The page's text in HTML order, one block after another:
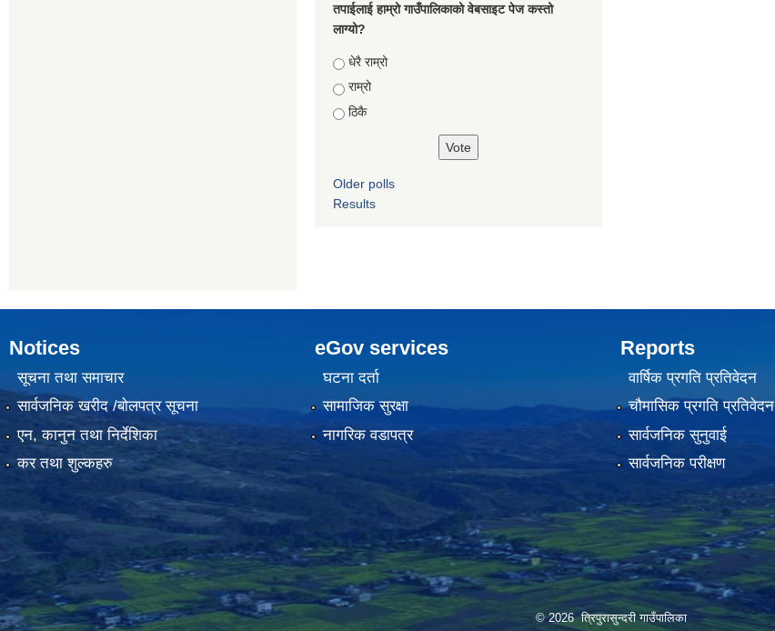
तपाईलाई हाम्रो गाउँपालिकाको वेबसाइट पेज कस्तो
लाग्यो?
Choices
धेरै राम्रो
राम्रो
ठिकै
Older polls
Results
Notices
सूचना तथा समाचार
सार्वजनिक खरीद /बोलपत्र सूचना
एन, कानुन तथा निर्देशिका
कर तथा शुल्कहरु
eGov services
घटना दर्ता
सामाजिक सुरक्षा
नागरिक वडापत्र
Reports
वार्षिक प्रगति प्रतिवेदन
चौमासिक प्रगति प्रतिवेदन
सार्वजनिक सुनुवाई
सार्वजनिक परीक्षण
© 2026 त्रिपुरासुन्दरी गाउँपालिका